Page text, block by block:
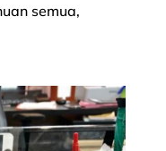
semua,